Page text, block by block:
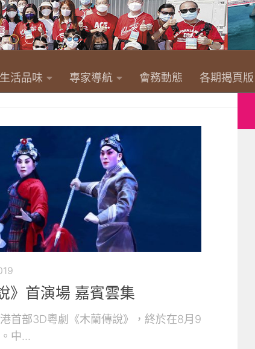
生活品味 專家導航 會務動態 各期揭頁版
》首演場 嘉賓雲集
首部3D粵劇《木蘭傳說》，終於在8月9
中...